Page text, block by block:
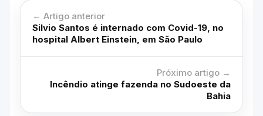
← Artigo anterior
Silvio Santos é internado com Covid-19, no
hospital Albert Einstein, em São Paulo
Próximo artigo →
Incêndio atinge fazenda no Sudoeste da
Bahia